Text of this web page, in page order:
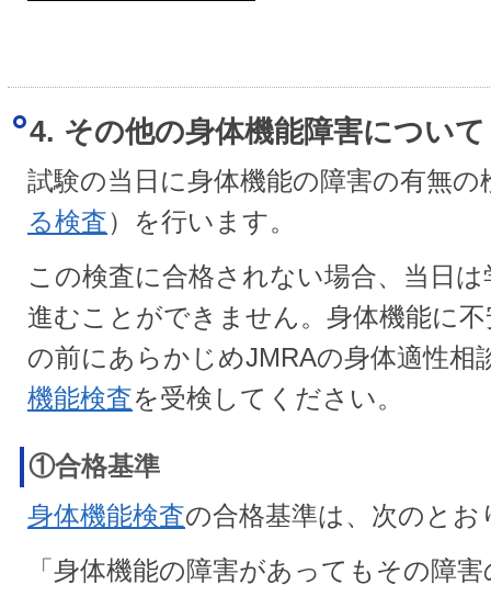
4. その他の身体機能障害について
試験の当日に身体機能の障害の有無の
る検査）を行います。
この検査に合格されない場合、当日
進むことができません。身体機能に
の前にあらかじめJMRAの身体適性相
機能検査を受検してください。
①合格基準
身体機能検査の合格基準は、次のとお
「身体機能の障害があってもその障